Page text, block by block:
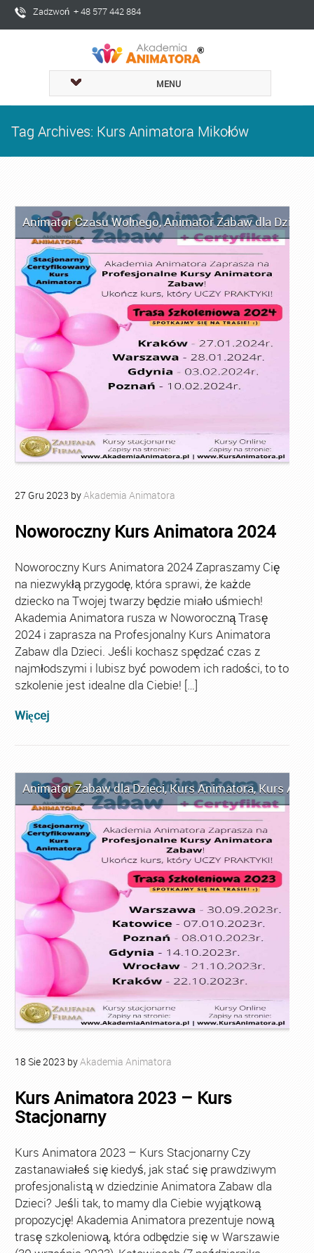
Zadzwoń + 48 577 442 884
MENU
Tag Archives: Kurs Animatora Mikołów
Animator Czasu Wolnego,Animator Zabaw dla Dzieci
27 Gru 2023 byAkademia Animatora
Noworoczny Kurs Animatora 2024
Noworoczny Kurs Animatora 2024 Zapraszamy Cię
na niezwykłą przygodę, która sprawi, że każde
dziecko na Twojej twarzy będzie miało uśmiech!
Akademia Animatora rusza w Noworoczną Trasę
2024 i zaprasza na Profesjonalny Kurs Animatora
Zabaw dla Dzieci. Jeśli kochasz spędzać czas z
najmłodszymi i lubisz być powodem ich radości, to to
szkolenie jest idealne dla Ciebie! […]
Więcej
Animator Zabaw dla Dzieci,Kurs Animatora,Kurs
18 Sie2023 byAkademia Animatora
Kurs Animatora 2023 – Kurs
Stacjonarny
Kurs Animatora 2023 – Kurs Stacjonarny Czy
zastanawiałeś się kiedyś, jak stać się prawdziwym
profesjonalistą w dziedzinie Animatora Zabaw dla
Dzieci? Jeśli tak, to mamy dla Ciebie wyjątkową
propozycję! Akademia Animatora prezentuje nową
trasę szkoleniową, która odbędzie się w Warszawie